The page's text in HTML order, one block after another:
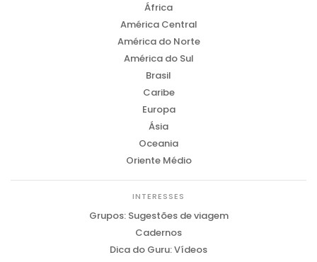
África
América Central
América do Norte
América do Sul
Brasil
Caribe
Europa
Ásia
Oceania
Oriente Médio
INTERESSES
Grupos: Sugestões de viagem
Cadernos
Dica do Guru: Vídeos